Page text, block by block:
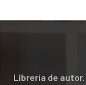
Librería de